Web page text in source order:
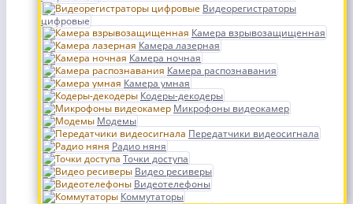
Видеорегистраторы
цифровые
Камера взрывозащищенная
Камера лазерная
Камера ночная
Камера распознавания
Камера умная
Кодеры-декодеры
Микрофоны видеокамер
Модемы
Передатчики видеосигнала
Радио няня
Точки доступа
Видео ресиверы
Видеотелефоны
Коммутаторы